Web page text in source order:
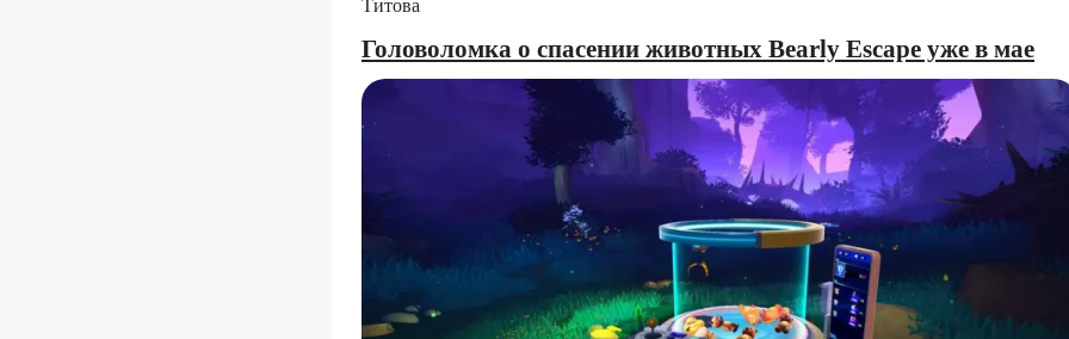
Головоломка о спасении животных Bearly Escape уже в мае